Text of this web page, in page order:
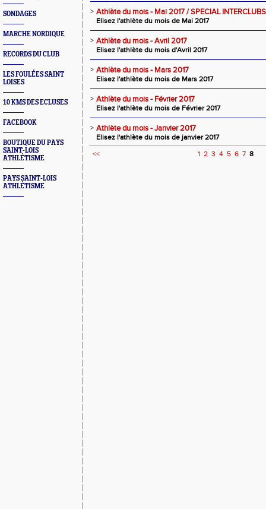
SONDAGES
MARCHE NORDIQUE
RECORDS DU CLUB
LES FOULÉES SAINT
LOISES
10 KMS DES ECLUSES
FACEBOOK
BOUTIQUE DU PAYS
SAINT-LOIS
ATHLÉTISME
PAYS SAINT-LOIS
ATHLÉTISME
> Athlète du mois - Mai 2017 / SPECIAL INTERCLUBS
Elisez l'athlète du mois de Mai 2017
> Athlète du mois - Avril 2017
Elisez l'athlète du mois d'Avril 2017
> Athlète du mois - Mars 2017
Elisez l'athlète du mois de Mars 2017
> Athlète du mois - Février 2017
Elisez l'athlète du mois de Février 2017
> Athlète du mois - Janvier 2017
Elisez l'athlète du mois de janvier 2017
<<
1 2 3 4 5 6 7 8